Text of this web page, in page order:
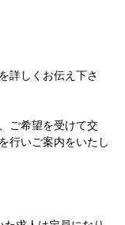
詳しくお伝え下さ
ご希望を受けて交
行いご案内をいたし